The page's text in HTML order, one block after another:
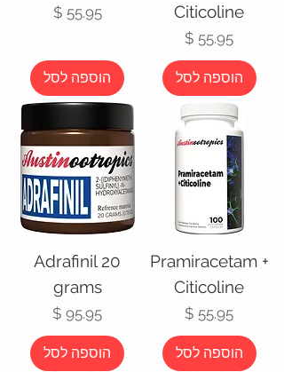
Citicoline
מחיר
הוספה לסל
מחיר‏55.95 ‏$
הוספה לסל
Pramiracetam +
Citicoline
מחיר
הוספה לסל
Adrafinil 20
grams
מחיר
הוספה לסל